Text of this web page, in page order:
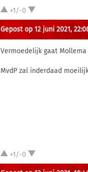
+1/-0
Gepost op 12 juni 2021,
Vermoedelijk gaat
MvdP zal inderdaad
+1/-0